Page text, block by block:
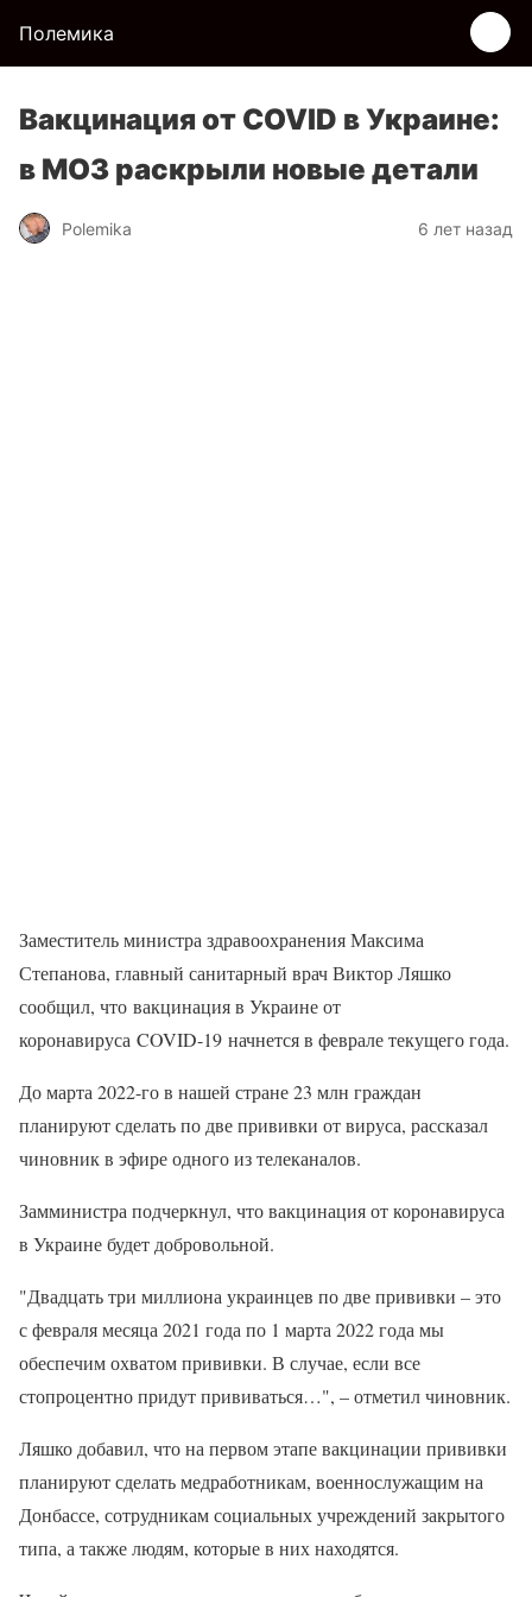
Полемика
Вакцинация от COVID в Украине:
в МОЗ раскрыли новые детали
Polemika 6 лет назад
Заместитель министра здравоохранения Максима
Степанова, главный санитарный врач Виктор Ляшко
сообщил, что вакцинация в Украине от
коронавируса COVID-19 начнется в феврале текущего года.
До марта 2022-го в нашей стране 23 млн граждан
планируют сделать по две прививки от вируса, рассказал
чиновник в эфире одного из телеканалов.
Замминистра подчеркнул, что вакцинация от коронавируса
в Украине будет добровольной.
"Двадцать три миллиона украинцев по две прививки – это
с февраля месяца 2021 года по 1 марта 2022 года мы
обеспечим охватом прививки. В случае, если все
стопроцентно придут прививаться…", – отметил чиновник.
Ляшко добавил, что на первом этапе вакцинации прививки
планируют сделать медработникам, военнослужащим на
Донбассе, сотрудникам социальных учреждений закрытого
типа, а также людям, которые в них находятся.